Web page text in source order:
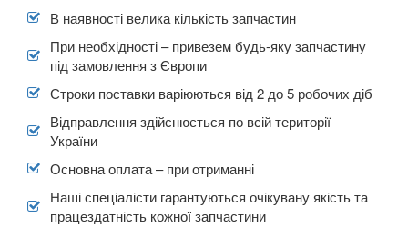
В наявності велика кількість запчастин
При необхідності – привезем будь-яку запчастину
під замовлення з Європи
Строки поставки варіюються від 2 до 5 робочих діб
Відправлення здійснюється по всій території
України
Основна оплата – при отриманні
Наші спеціалісти гарантуються очікувану якість та
працездатність кожної запчастини